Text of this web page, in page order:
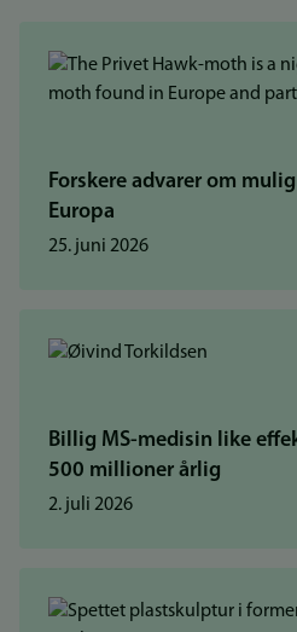
Forskere advarer om
Europa
25. juni 2026
Billig MS-medisin like
500 millioner årlig
2. juli 2026